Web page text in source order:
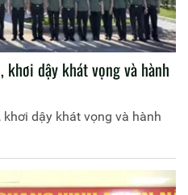
khơi dậy khát vọng và hành
dậy khát vọng và hành